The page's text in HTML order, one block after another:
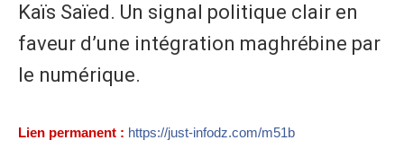
Kaïs Saïed. Un signal politique clair en
faveur d’une intégration maghrébine par
le numérique.
Lien permanent : https://just-infodz.com/m51b